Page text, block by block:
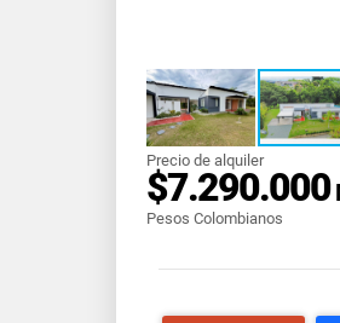
Precio de alquiler
$7.290.000
Pesos Colombianos